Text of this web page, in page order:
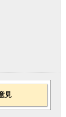
見